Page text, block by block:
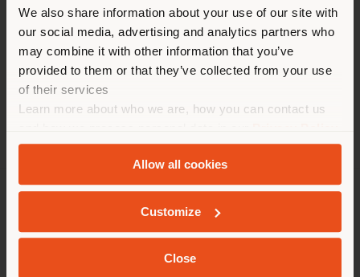
We also share information about your use of our site with
our social media, advertising and analytics partners who
may combine it with other information that you’ve
provided to them or that they’ve collected from your use
of their services
Learn more about who we are, how you can contact us
andCookie Policy.
Allow all cookies
Customize
Close
木曜日 10 am - 7 pm
金曜日 10 am - 7 pm
土曜日 10 am - 7 pm
日曜日 By appointment
る。ご購入の際は、ご自身の位
置を正しく確認されることをお
勧めします。 (us)
滞在
製品ライン